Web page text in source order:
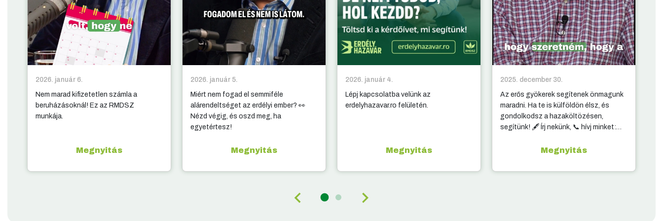
2026. január 6.
Nem marad kifizetetlen számla a
beruházásoknál! Ez az RMDSZ
munkája.
Megnyitás
2026. január 5.
Miért nem fogad el semmiféle
alárendeltséget az erdélyi ember? 👀
Nézd végig, és oszd meg, ha
egyetértesz!
Megnyitás
2026. január 4.
Lépj kapcsolatba velünk az
erdelyhazavar.ro felületén.
Megnyitás
2025. december 30.
Az erős gyökerek segítenek önmagunk
maradni. Ha te is külföldön élsz, és
gondolkodsz a hazaköltözésen,
segítünk! 🖋️ Írj nekünk, 📞 hívj minket:
Megnyitás